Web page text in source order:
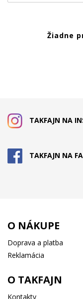
Žiadne
TAKFAJN NA
TAKFAJN NA
O NÁKUPE
Doprava a platba
Reklamácia
O TAKFAJN
Kontakty